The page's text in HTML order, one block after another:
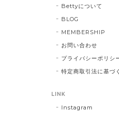
Bettyについて
BLOG
MEMBERSHIP
お問い合わせ
プライバシーポリシ
特定商取引法に基づ
LINK
Instagram